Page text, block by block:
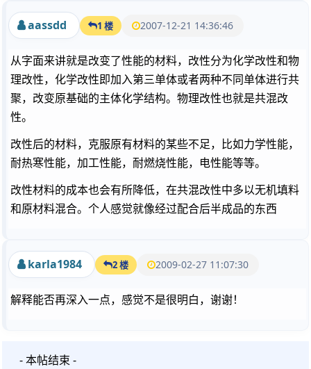
aassdd 1 楼 2007-12-21 14:36:46
从字面来讲就是改变了性能的材料，改性分为化学改性和物
理改性，化学改性即加入第三单体或者两种不同单体进行共
聚，改变原基础的主体化学结构。物理改性也就是共混改
性。
改性后的材料，克服原有材料的某些不足，比如力学性能，
耐热寒性能，加工性能，耐燃烧性能，电性能等等。
改性材料的成本也会有所降低，在共混改性中多以无机填料
和原材料混合。个人感觉就像经过配合后半成品的东西
karla1984 2 楼 2009-02-27 11:07:30
解释能否再深入一点，感觉不是很明白，谢谢！
- 本帖结束 -